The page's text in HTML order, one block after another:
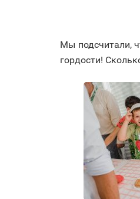
Мы подсчитали,
гордости!